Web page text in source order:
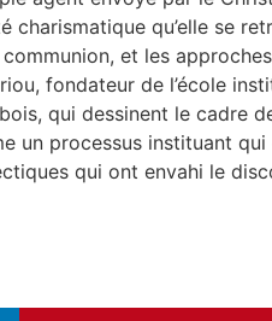
qu’elle se
et les
fondateur de l’école
qui dessinent le cadre
un processus instituant
qui ont envahi le